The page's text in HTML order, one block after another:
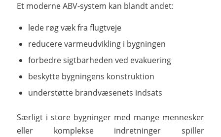
Et moderne ABV-system kan blandt andet:
lede røg væk fra flugtveje
reducere varmeudvikling i bygningen
forbedre sigtbarheden ved evakuering
beskytte bygningens konstruktion
understøtte brandvæsenets indsats
Særligt i store bygninger med mange mennesker
eller komplekse indretninger spiller